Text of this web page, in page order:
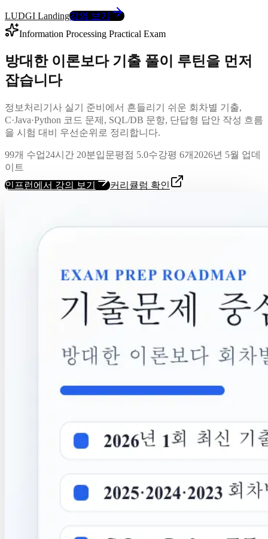
LUDGI Landing강의 보기
Information Processing Practical Exam
방대한 이론보다 기출 풀이 루틴을 먼저
잡습니다
정보처리기사 실기 준비에서 흔들리기 쉬운 회차별 기출,
C·Java·Python 코드 문제, SQL/DB 문항, 단답형 답안 작성 흐름
을 시험 대비 우선순위로 정리합니다.
99개 수업24시간 20분입문평점 5.0수강평 6개 2026년 5월 업데
이트
인프런에서 강의 보기
커리큘럼 확인